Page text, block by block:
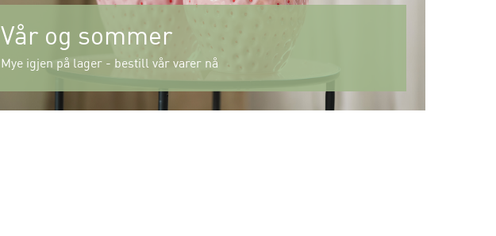
Vår og sommer
Mye igjen på lager - bestill vår varer nå